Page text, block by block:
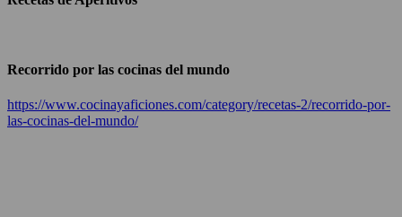
Recorrido por las cocinas del mundo
https://www.cocinayaficiones.com/category/recetas-2/recorrido-por-
las-cocinas-del-mundo/